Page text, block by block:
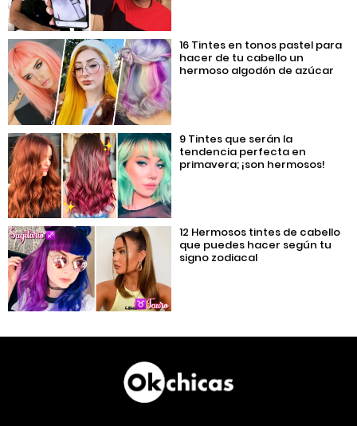
16 Tintes en tonos pastel para
hacer de tu cabello un
hermoso algodón de azúcar
9 Tintes que serán la
tendencia perfecta en
primavera; ¡son hermosos!
12 Hermosos tintes de cabello
que puedes hacer según tu
signo zodiacal